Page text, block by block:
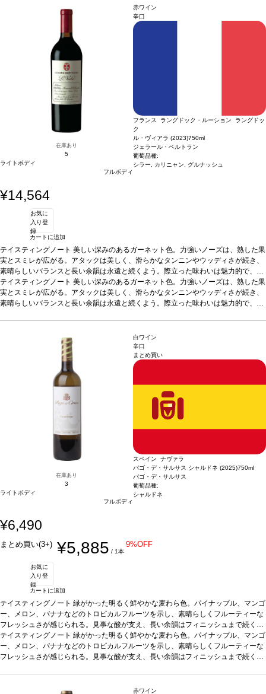
フォールチーズと生ハムなどと好相性。
ラニーリョ 75%、メルロー 25%
切れの場合、在庫があり価格が同様の場合は自動的に次の
らゆる肉料理、またマンチェゴチーズやロックフォールチーズと生ハムなどと好相
テンプラニーリョ 75%、メルロー 25%
の場合、在庫があり価格が同様の場合は自動的に次のヴィンテージに変更されま
す、ご了承ください。
在庫あり
5
ライトボディ
フルボディ
赤ワイン
辛口
フランス ラングドック・ルーション ラングドッ
ク
ル・ヴィアラ (2023)750ml
ジェラール・ベルトラン
葡萄品種:
シラー, カリニャン, グルナッシュ
¥14,564
お気に
入り登
録
カートに追加
テイスティングノート 美しい深みのあるガーネット色。力強いノーズは、熟した果
実とスミレが広がる。アタックは美しく、滑らかなタンニンやウッディさが続き、
素晴らしいバランスと長い余韻は永遠と続くよう。際立った味わいは魅力的で、長
い熟成のポテンシャルを予感させる。合う料理グリルした赤身肉、ジビエ、熟成
チーズなどと好相性葡萄品種シラー 67%、カリニャン 17%、グルナッシュ 16%
認証デメテール、EUオーガニック*本ヴィンテージが在庫切れの場合、在庫があり
テイスティングノート 美しい深みのあるガーネット色。力強いノーズは、熟した果
実とスミレが広がる。アタックは美しく、滑らかなタンニンやウッディさが続き、
素晴らしいバランスと長い余韻は永遠と続くよう。際立った味わいは魅力的で、長
*本ヴィンテージが在庫切れの場合、在庫があり
価格が同様の場合は自動的に次のヴィンテージに変更されます、ご了承ください。
在庫あり
3
ライトボディ
フルボディ
白ワイン
辛口
まとめ買い
スペイン ナヴァラ
パゴ・デ・サルサス シャルドネ (2025)750ml
パゴ・デ・サルサス
葡萄品種:
シャルドネ
¥6,490
まとめ買い(3+) ¥5,885 / 1本
9%OFF
お気に
入り登
録
カートに追加
テイスティングノート 緑がかった明るく鮮やかな麦わら色。パイナップル、マンゴ
ー、メロン、バナナなどのトロピカルフルーツを示し、素晴らしくフルーティーな
フレッシュさが感じられる。見事な酸が支え、長い余韻はフィニッシュまで続く。
味わいはバランスが取れていて、まろやかで滑らかな酸味を持つ。 合う料理カル
パッチョ、貝類、蒸し魚やグリル魚、パテ、チーズ、チキン、野菜のテリーヌ、サ
ラダ、タパスや前菜などと好相性。葡萄品種 シャルドネ 100%*本ヴィンテージが
テイスティングノート 緑がかった明るく鮮やかな麦わら色。パイナップル、マンゴ
ー、メロン、バナナなどのトロピカルフルーツを示し、素晴らしくフルーティーな
フレッシュさが感じられる。見事な酸が支え、長い余韻はフィニッシュまで続く。
ラダ、タパスや前菜などと好相性。
葡萄品種 シャルドネ 100%
赤ワイン